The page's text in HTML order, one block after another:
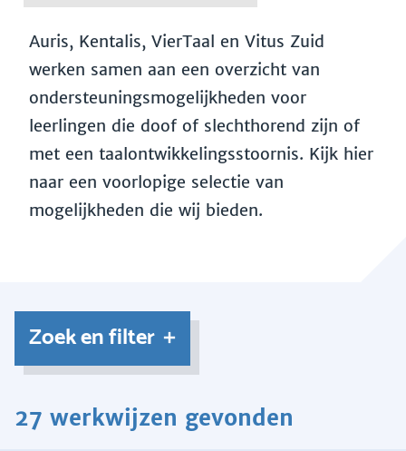
Auris, Kentalis, VierTaal en Vitus Zuid
werken samen aan een overzicht van
ondersteuningsmogelijkheden voor
leerlingen die doof of slechthorend zijn of
met een taalontwikkelingsstoornis. Kijk hier
naar een voorlopige selectie van
mogelijkheden die wij bieden.
Zoek en filter
27 werkwijzen gevonden